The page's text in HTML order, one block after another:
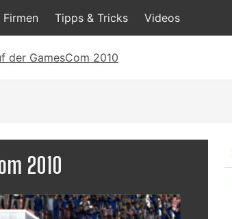
Firmen Tipps & Tricks Videos
der GamesCom 2010
2010